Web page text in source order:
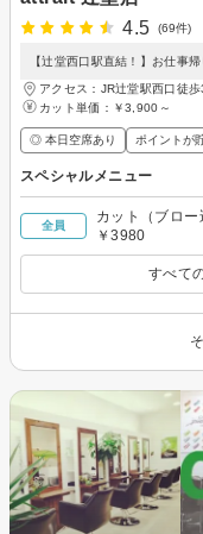
4.5
(69件)
【辻堂西口駅直結！】お仕事
アクセス：JR辻堂駅西口徒
カット単価： ￥3,900～
◎ 本日空席あり ポイントが
スペシャルメニュー
全員
カット（ブロ
￥3980
すべて